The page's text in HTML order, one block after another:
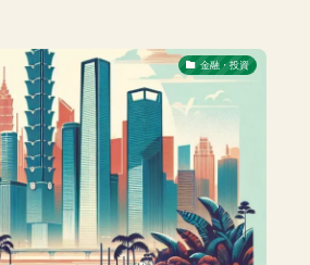
金融・投資